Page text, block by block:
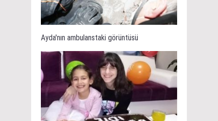
Ayda'nın ambulanstaki görüntüsü